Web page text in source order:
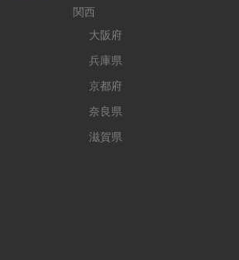
関西
大阪府
兵庫県
京都府
奈良県
滋賀県